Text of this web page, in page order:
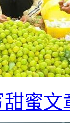
甜蜜文